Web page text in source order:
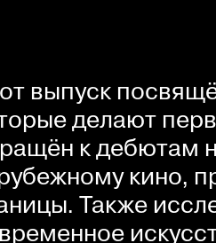
выпуск
делают
к дебютам
кино,
Также